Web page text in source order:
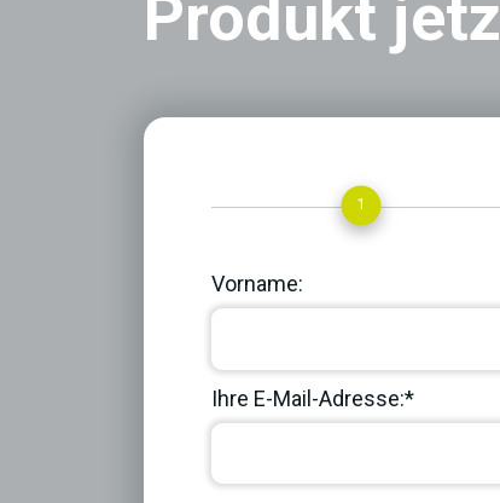
Produkt
1
Vorname:
Ihre E-Mail-Adresse:*